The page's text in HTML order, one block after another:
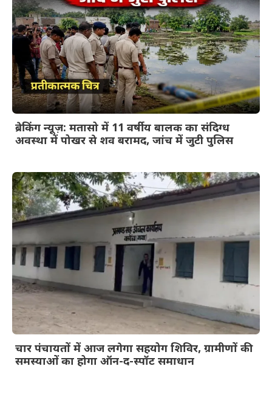
ब्रेकिंग न्यूज़: मतासो में 11 वर्षीय बालक का संदिग्ध
अवस्था में पोखर से शव बरामद, जांच में जुटी पुलिस
चार पंचायतों में आज लगेगा सहयोग शिविर, ग्रामीणों की
समस्याओं का होगा ऑन-द-स्पॉट समाधान